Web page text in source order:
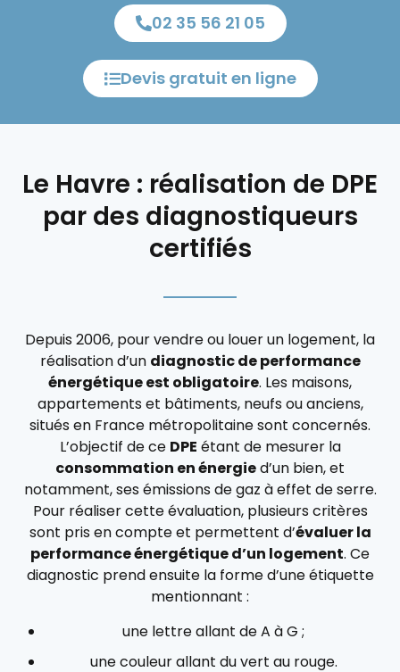
02 35 56 21 05
Devis gratuit en ligne
Le Havre : réalisation de DPE
par des diagnostiqueurs
certifiés
Depuis 2006, pour vendre ou louer un logement, la
réalisation d’un diagnostic de performance
énergétique est obligatoire. Les maisons,
appartements et bâtiments, neufs ou anciens,
situés en France métropolitaine sont concernés.
L’objectif de ce DPE étant de mesurer la
consommation en énergied’un bien, et
notamment, ses émissions de gaz à effet de serre.
Pour réaliser cette évaluation, plusieurs critères
sont pris en compte et permettent d’évaluer la
performance énergétique d’un logement. Ce
diagnostic prend ensuite la forme d’une étiquette
mentionnant :
une lettre allant de A à G ;
une couleur allant du vert au rouge.